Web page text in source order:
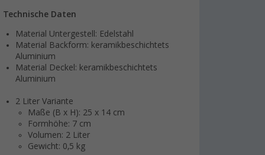
Technische Daten
Material Untergestell: Edelstahl
Material Backform: keramikbeschichtets
Aluminium
Material Deckel: keramikbeschichtets
Aluminium
2 Liter Variante
Maße (B x H): 25 x 14 cm
Formhöhe: 7 cm
Volumen: 2 Liter
Gewicht: 0,5 kg